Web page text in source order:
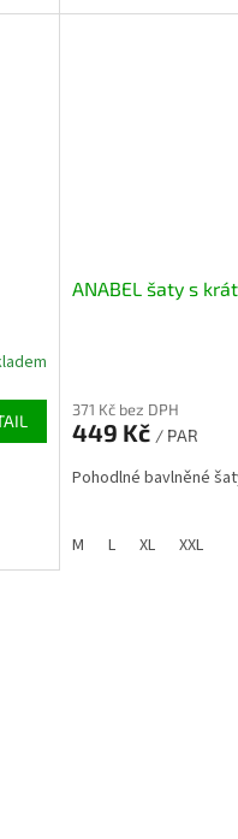
ANABEL šaty s
371 Kč bez DPH
449 Kč / PAR
Pohodlné bavlněné
M L XL XXL